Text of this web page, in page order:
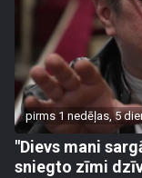
pirms 1 nedēļas, 5
"Dievs mani
sniegto zīmi